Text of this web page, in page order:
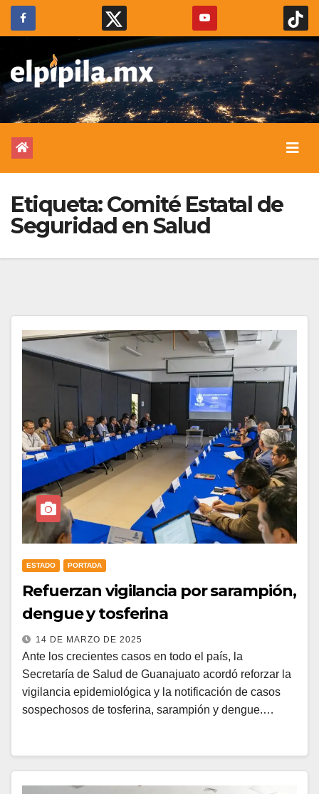
Etiqueta:Comité Estatal de
Seguridad en Salud
ESTADO PORTADA
Refuerzan vigilancia por sarampión,
dengue y tosferina
14 DE MARZO DE 2025
Ante los crecientes casos en todo el país, la
Secretaría de Salud de Guanajuato acordó reforzar la
vigilancia epidemiológica y la notificación de casos
sospechosos de tosferina, sarampión y dengue.…